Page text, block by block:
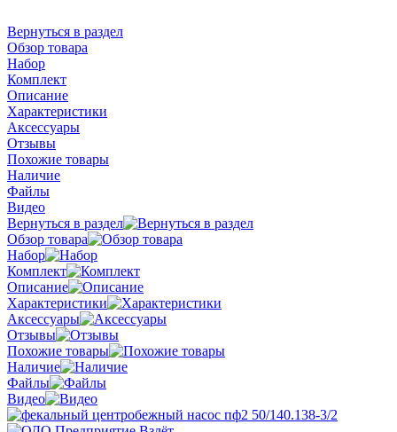
Вернуться в раздел
Обзор товара
Набор
Комплект
Описание
Характеристики
Аксессуары
Отзывы
Похожие товары
Наличие
Файлы
Видео
Вернуться в раздел
Обзор товара
Набор
Комплект
Описание
Характеристики
Аксессуары
Отзывы
Похожие товары
Наличие
Файлы
Видео